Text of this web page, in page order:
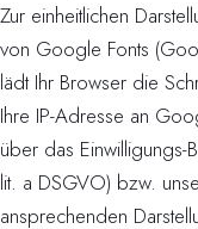
Zur einheitlichen
von Google Fonts
lädt Ihr Browser die
Ihre IP-Adresse an
über das Einwilligungs-
lit. a DSGVO) bzw.
ansprechenden